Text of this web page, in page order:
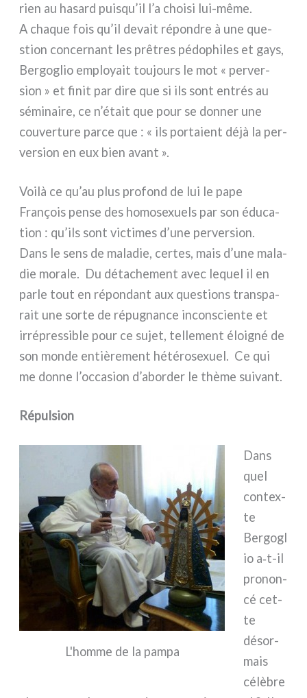
rien au hasard puisqu’il l’a choi­si lui-même.
A cha­que fois qu’il devait répon­dre à une que­
stion con­cer­nant les prê­tres pédo­phi­les et gays,
Bergoglio employait tou­jours le mot « per­ver­
sion » et finit par dire que si ils sont entrés au
sémi­nai­re, ce n’était que pour se don­ner une
cou­ver­tu­re par­ce que : « ils por­ta­ient déjà la per­
ver­sion en eux bien avant ».
Voilà ce qu’au plus pro­fond de lui le pape
François pen­se des homo­se­xuels par son édu­ca­
tion : qu’ils sont vic­ti­mes d’une per­ver­sion.
Dans le sens de mala­die, cer­tes, mais d’une mala­
die mora­le. Du déta­che­ment avec lequel il en
par­le tout en répon­dant aux que­stions trans­pa­
rait une sor­te de répu­gnan­ce incon­scien­te et
irré­pres­si­ble pour ce sujet, tel­le­ment éloi­gné de
son mon­de entiè­re­ment hété­ro­se­xuel. Ce qui
me don­ne l’occasion d’aborder le thè­me sui­vant.
Répulsion
L'homme de la pam­pa
Dans
quel
con­tex­
te
Bergogl
io a‑t-il
pro­non­
cé cet­
te
désor­
mais
célè­bre